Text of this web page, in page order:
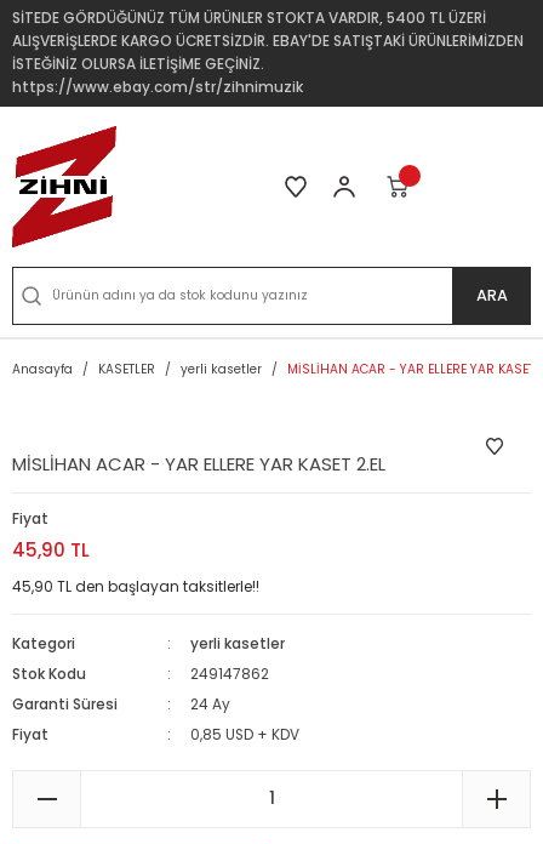
SİTEDE GÖRDÜĞÜNÜZ TÜM ÜRÜNLER STOKTA VARDIR, 5400 TL ÜZERİ
ALIŞVERİŞLERDE KARGO ÜCRETSİZDİR. EBAY'DE SATIŞTAKİ ÜRÜNLERİMİZDEN
İSTEĞİNİZ OLURSA İLETİŞİME GEÇİNİZ.
https://www.ebay.com/str/zihnimuzik
ARA
Anasayfa KASETLER yerli kasetler MİSLİHAN ACAR - YAR ELLERE YAR KASET
MİSLİHAN ACAR - YAR ELLERE YAR KASET 2.EL
Fiyat
45,90 TL
45,90 TL den başlayan taksitlerle!!
Kategori
yerli kasetler
Stok Kodu
249147862
Garanti Süresi
24 Ay
Fiyat
0,85 USD + KDV